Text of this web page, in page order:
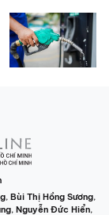
, Bùi Thị Hồng Sương,
, Nguyễn Đức Hiển,